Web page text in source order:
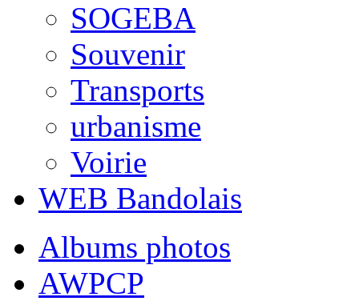
SOGEBA
Souvenir
Transports
urbanisme
Voirie
WEB Bandolais
Albums photos
AWPCP